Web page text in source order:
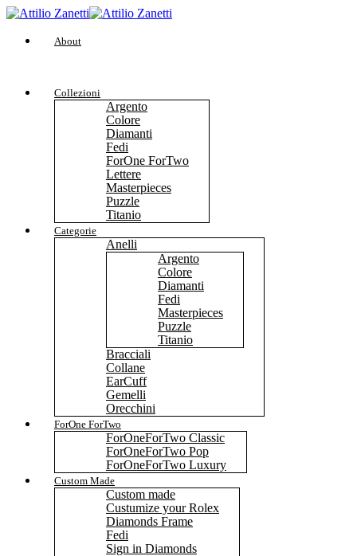
About
Collezioni
Argento
Colore
Diamanti
Fedi
ForOne ForTwo
Lettere
Masterpieces
Puzzle
Titanio
Categorie
Anelli
Argento
Colore
Diamanti
Fedi
Masterpieces
Puzzle
Titanio
Bracciali
Collane
EarCuff
Gemelli
Orecchini
ForOne ForTwo
ForOneForTwo Classic
ForOneForTwo Pop
ForOneForTwo Luxury
Custom Made
Custom made
Custumize your Rolex
Diamonds Frame
Fedi
Sign in Diamonds